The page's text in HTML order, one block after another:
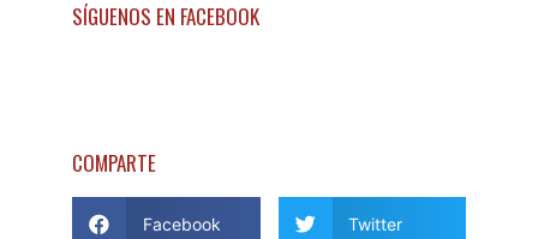
SÍGUENOS EN FACEBOOK
COMPARTE
Facebook Twitter